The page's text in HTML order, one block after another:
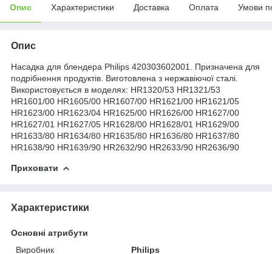
Опис Характеристики Доставка Оплата Умови
Опис
Насадка для блендера Philips 420303602001. Призначена для
подрібнення продуктів. Виготовлена з нержавіючої сталі.
Використовується в моделях: HR1320/53 HR1321/53
HR1601/00 HR1605/00 HR1607/00 HR1621/00 HR1621/05
HR1623/00 HR1623/04 HR1625/00 HR1626/00 HR1627/00
HR1627/01 HR1627/05 HR1628/00 HR1628/01 HR1629/00
HR1633/80 HR1634/80 HR1635/80 HR1636/80 HR1637/80
HR1638/90 HR1639/90 HR2632/90 HR2633/90 HR2636/90
Приховати
Характеристики
Основні атрибути
Виробник
Philips